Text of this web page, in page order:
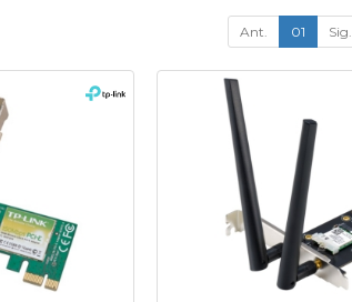
Ant. 01 Sig.